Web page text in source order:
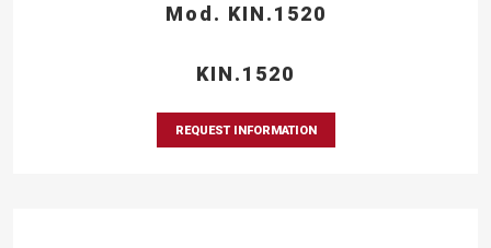
Mod. KIN.1520
KIN.1520
REQUEST INFORMATION